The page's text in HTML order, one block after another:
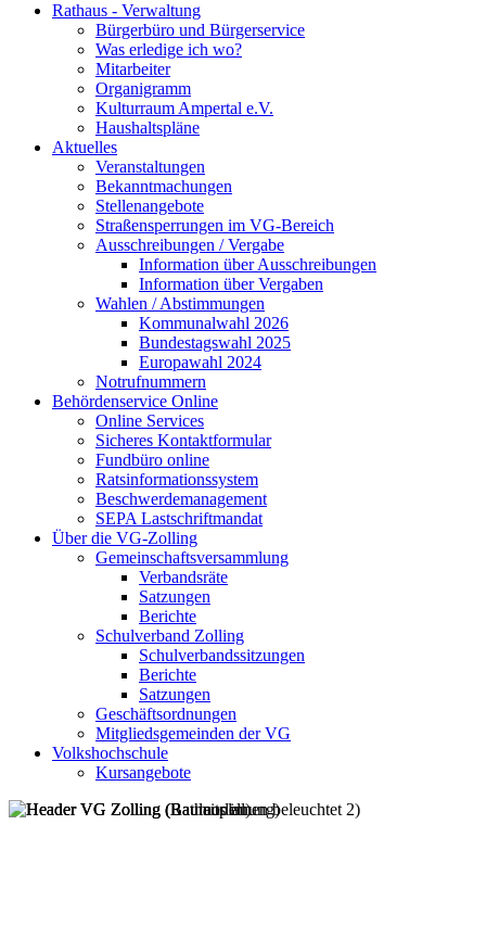
Rathaus - Verwaltung
Bürgerbüro und Bürgerservice
Was erledige ich wo?
Mitarbeiter
Organigramm
Kulturraum Ampertal e.V.
Haushaltspläne
Aktuelles
Veranstaltungen
Bekanntmachungen
Stellenangebote
Straßensperrungen im VG-Bereich
Ausschreibungen / Vergabe
Information über Ausschreibungen
Information über Vergaben
Wahlen / Abstimmungen
Kommunalwahl 2026
Bundestagswahl 2025
Europawahl 2024
Notrufnummern
Behördenservice Online
Online Services
Sicheres Kontaktformular
Fundbüro online
Ratsinformationssystem
Beschwerdemanagement
SEPA Lastschriftmandat
Über die VG-Zolling
Gemeinschaftsversammlung
Verbandsräte
Satzungen
Berichte
Schulverband Zolling
Schulverbandssitzungen
Berichte
Satzungen
Geschäftsordnungen
Mitgliedsgemeinden der VG
Volkshochschule
Kursangebote